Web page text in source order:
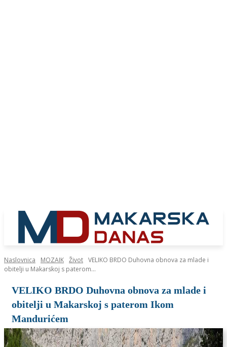
Naslovnica MOZAIK Život VELIKO BRDO Duhovna obnova za mlade i
obitelji u Makarskoj s paterom...
VELIKO BRDO Duhovna obnova za mlade i
obitelji u Makarskoj s paterom Ikom
Mandurićem